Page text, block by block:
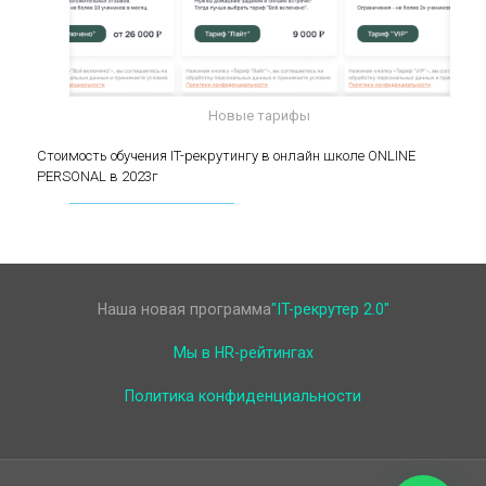
Стоимость обучения IT-рекрутингу в онлайн
Новые тарифы
Стоимость обучения IT-рекрутингу в онлайн школе ONLINE
PERSONAL в 2023г
Наша новая программа"IT-рекрутер 2.0"
Мы в HR-рейтингах
Политика конфиденциальности